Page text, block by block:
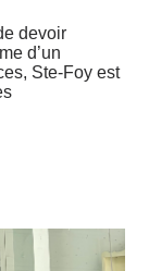
devoir
d’un
Ste-Foy est